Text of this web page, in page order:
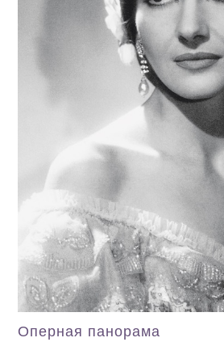
Оперная панорама